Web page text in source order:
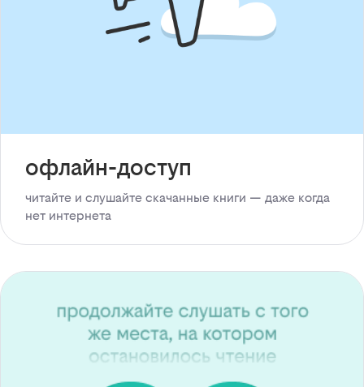
офлайн-доступ
читайте и слушайте скачанные книги — даже когда
нет интернета